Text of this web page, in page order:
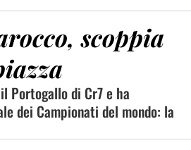
scoppia
Portogallo di Cr7 e ha
dei Campionati del mondo: la